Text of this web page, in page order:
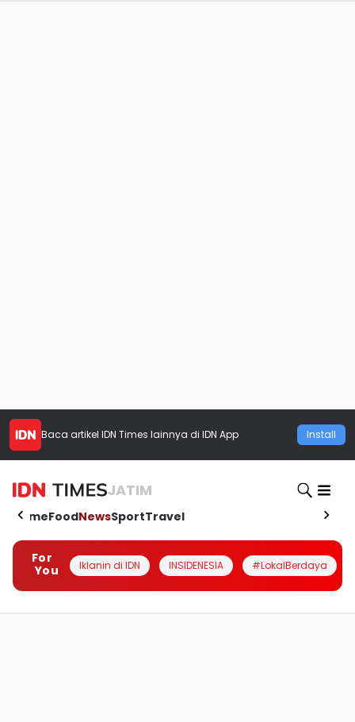
Baca artikel IDN Times lainnya di IDN App Install
JATIM
HomeFoodNewsSportTravel
For
You
Iklanin di IDN INSIDENESIA #LokalBerdaya